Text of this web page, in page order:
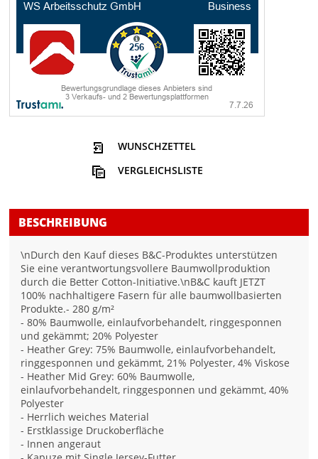
WUNSCHZETTEL
VERGLEICHSLISTE
BESCHREIBUNG
\nDurch den Kauf dieses B&C-Produktes unterstützen
Sie eine verantwortungsvollere Baumwollproduktion
durch die Better Cotton-Initiative.\nB&C kauft JETZT
100% nachhaltigere Fasern für alle baumwollbasierten
Produkte.- 280 g/m²
- 80% Baumwolle, einlaufvorbehandelt, ringgesponnen
und gekämmt; 20% Polyester
- Heather Grey: 75% Baumwolle, einlaufvorbehandelt,
ringgesponnen und gekämmt, 21% Polyester, 4% Viskose
- Heather Mid Grey: 60% Baumwolle,
einlaufvorbehandelt, ringgesponnen und gekämmt, 40%
Polyester
- Herrlich weiches Material
- Erstklassige Druckoberfläche
- Innen angeraut